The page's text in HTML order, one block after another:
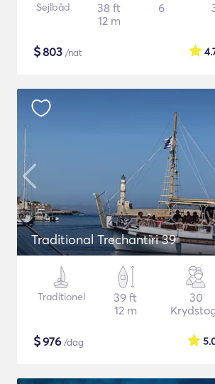
Sejlbåd
38 ft
12 m
6
$803 /nat
Traditional Trechantiri 39
Traditionel
39 ft
12 m
30
$976 /dag